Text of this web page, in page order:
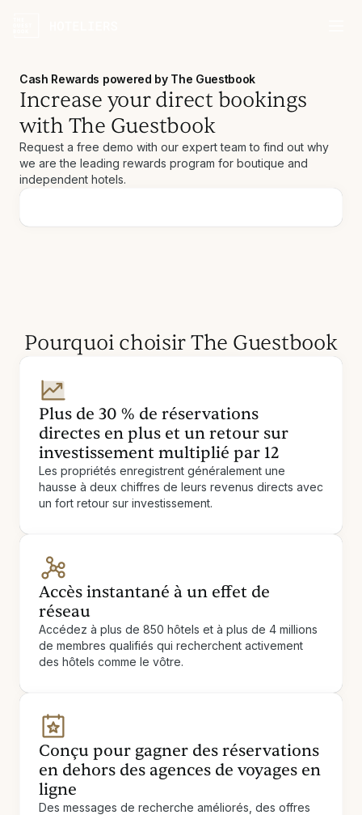
Cash Rewards powered by The Guestbook
Increase your direct bookings
with The Guestbook
Request a free demo with our expert team to find out why
we are the leading rewards program for boutique and
independent hotels.
Pourquoi choisir The Guestbook
Plus de 30 % de réservations
directes en plus et un retour sur
investissement multiplié par 12
Les propriétés enregistrent généralement une
hausse à deux chiffres de leurs revenus directs avec
un fort retour sur investissement.
Accès instantané à un effet de
réseau
Accédez à plus de 850 hôtels et à plus de 4 millions
de membres qualifiés qui recherchent activement
des hôtels comme le vôtre.
Conçu pour gagner des réservations
en dehors des agences de voyages en
ligne
Des messages de recherche améliorés, des offres